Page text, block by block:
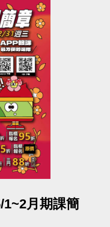
勞工朋友踴躍報名)
市蘆竹國民運動中
#115
1~2月期課簡